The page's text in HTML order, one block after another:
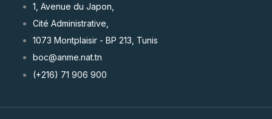
1, Avenue du Japon,
Cité Administrative,
1073 Montplaisir - BP 213, Tunis
boc@anme.nat.tn
(+216) 71 906 900